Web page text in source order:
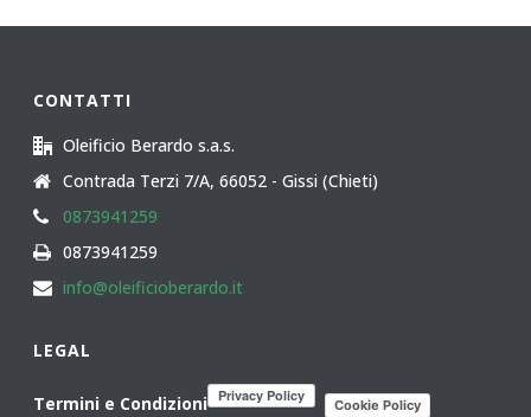
CONTATTI
Oleificio Berardo s.a.s.
Contrada Terzi 7/A, 66052 - Gissi (Chieti)
0873941259
0873941259
info@oleificioberardo.it
LEGAL
Termini e Condizioni Cookie Policy